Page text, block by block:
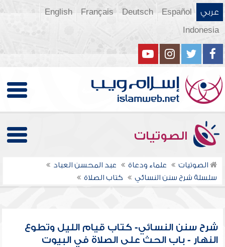
عربي Español
Deutsch
Français
English
Indonesia
الصوتيات
الصوتيات علماء ودعاة
عبد المحسن العباد
سلسلة شرح سنن النسائي
كتاب الصلاة
شرح سنن النسائي- كتاب قيام الليل وتطوع
النهار - باب الحث على الصلاة في البيوت